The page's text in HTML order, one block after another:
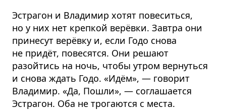
Эстрагон и Владимир хотят повеситься,
но у них нет крепкой верёвки. Завтра они
принесут верёвку и, если Годо снова
не придёт, повесятся. Они решают
разойтись на ночь, чтобы утром вернуться
и снова ждать Годо. «Идём», — говорит
Владимир. «Да, Пошли», — соглашается
Эстрагон. Оба не трогаются с места.